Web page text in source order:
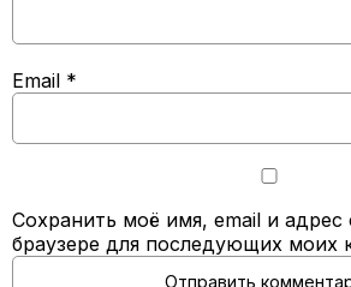
Email *
Сохранить моё имя, email и адрес
браузере для последующих моих